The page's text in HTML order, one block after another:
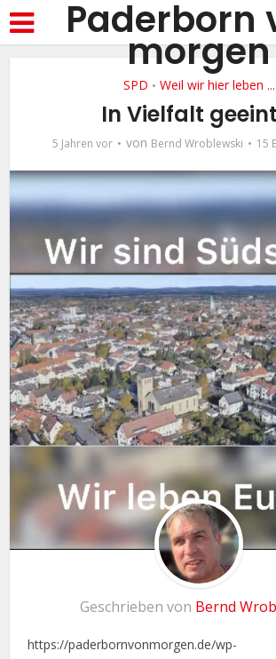
Paderborn
morgen
SPD • Weil wir hier leben ...
In Vielfalt
5 Jahren vor von Bernd Wroblewski 15
Geschrieben von Bernd
https://paderbornvonmorgen.de/wp-